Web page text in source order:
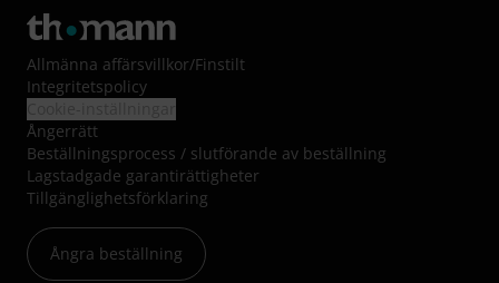
Allmänna affärsvillkor/Finstilt
Integritetspolicy
Ångerrätt
Beställningsprocess / slutförande av beställning
Lagstadgade garantirättigheter
Tillgänglighetsförklaring
Ångra beställning